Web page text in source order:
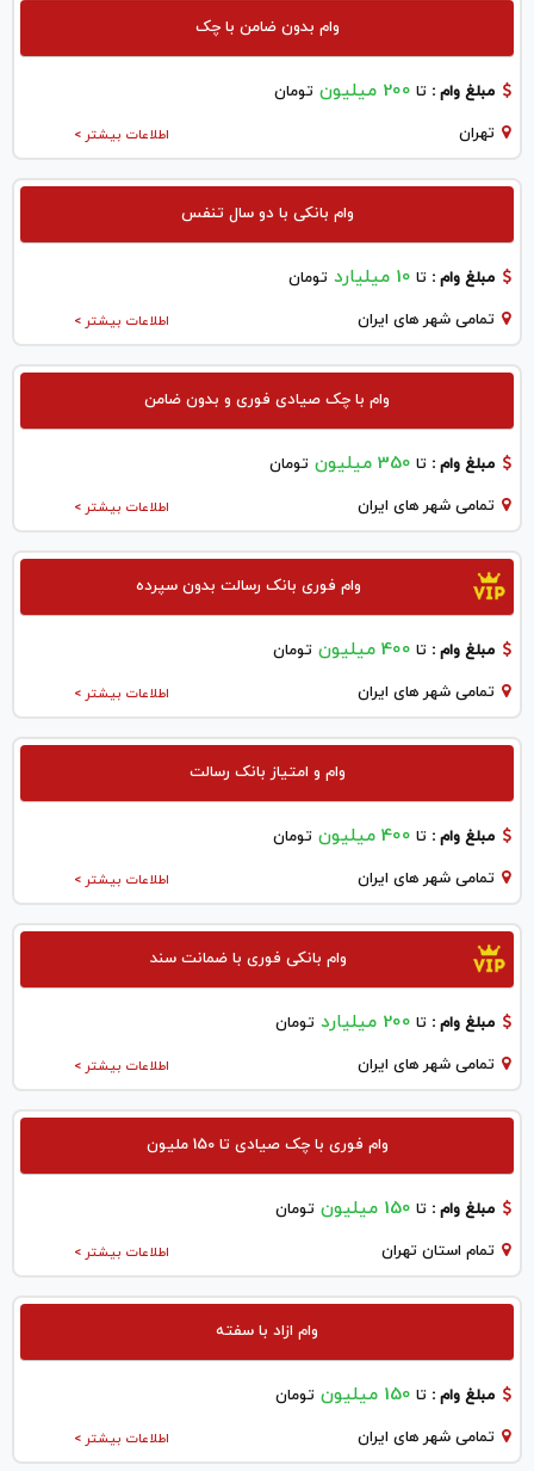
وام بدون ضامن با چک
مبلغ وام : تا 200 میلیون تومان
اطلاعات بیشتر > تهران
وام بانکی با دو سال تنفس
مبلغ وام : تا 10 میلیارد تومان
اطلاعات بیشتر > تمامی شهر های ایران
وام با چک صیادی فوری و بدون ضامن
مبلغ وام : تا 350 میلیون تومان
اطلاعات بیشتر > تمامی شهر های ایران
وام فوری بانک رسالت بدون سپرده
مبلغ وام : تا 400 میلیون تومان
اطلاعات بیشتر > تمامی شهر های ایران
وام و امتیاز بانک رسالت
مبلغ وام : تا 400 میلیون تومان
اطلاعات بیشتر > تمامی شهر های ایران
وام بانکی فوری با ضمانت سند
مبلغ وام : تا 200 میلیارد تومان
اطلاعات بیشتر > تمامی شهر های ایران
وام فوری با چک صیادی تا 150 ملیون
مبلغ وام : تا 150 میلیون تومان
اطلاعات بیشتر > تمام استان تهران
وام ازاد با سفته
مبلغ وام : تا 150 میلیون تومان
اطلاعات بیشتر > تمامی شهر های ایران